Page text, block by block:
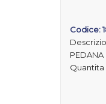
Codice:
PEDANA
Quantita